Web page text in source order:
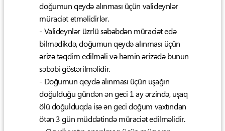
doğumun qeydə alınması üçün valideynlər
müraciət etməlidirlər.
- Valideynlər üzrlü səbəbdən müraciət edə
bilmədikdə, doğumun qeydə alınması üçün
ərizə təqdim edilməli və həmin ərizədə bunun
səbəbi göstərilməlidir.
- Doğumun qeydə alınması üçün uşağın
doğulduğu gündən ən geci 1 ay ərzində, uşaq
ölü doğulduqda isə ən geci doğum vaxtından
ötən 3 gün müddətində müraciət edilməlidir.